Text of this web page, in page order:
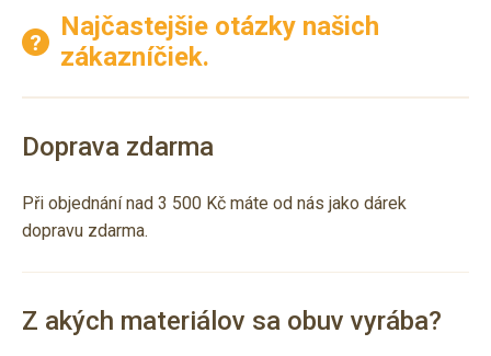
Najčastejšie otázky našich
zákazníčiek.
Doprava zdarma
Při objednání nad 3 500 Kč máte od nás jako dárek
dopravu zdarma.
Z akých materiálov sa obuv vyrába?